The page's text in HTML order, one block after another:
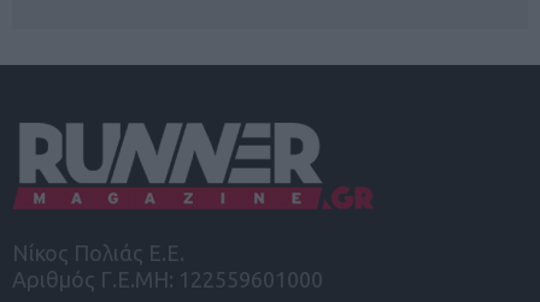
Νίκος Πολιάς Ε.Ε.
Αριθμός Γ.Ε.ΜΗ: 122559601000